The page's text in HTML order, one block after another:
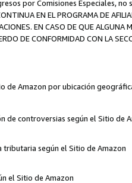
por Comisiones Especiales,
EN EL PROGRAMA DE
EN CASO DE QUE ALGUNA
DE CONFORMIDAD CON LA
de Amazon por ubicación
de controversias según el Sitio de
tributaria según el Sitio de Amazon
el Sitio de Amazon